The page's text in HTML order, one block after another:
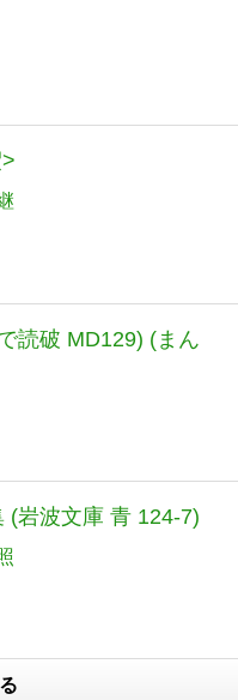
読破 MD129) (まん
(岩波文庫 青 124-7)